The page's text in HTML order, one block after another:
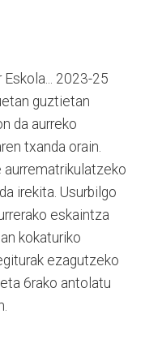
Eskola... 2023-25
guztietan
da aurreko
txanda orain.
aurrematrikulatzeko
irekita. Usurbilgo
eskaintza
kokaturiko
ezagutzeko
6rako antolatu